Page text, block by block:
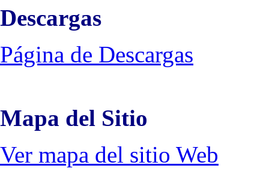
Descargas
Página de Descargas
Mapa del Sitio
Ver mapa del sitio Web